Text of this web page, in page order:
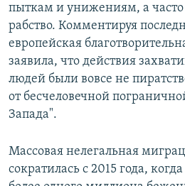
пыткам и унижениям, а часто
рабство. Комментируя
европейская
заявила, что действия
людей были вовсе не
от бесчеловечной
Запада".
Массовая нелегальная
сократилась с 2015 года,